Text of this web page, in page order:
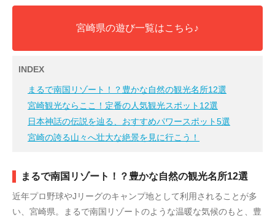
宮崎県の遊び一覧はこちら♪
INDEX
まるで南国リゾート！？豊かな自然の観光名所12選
宮崎観光ならここ！定番の人気観光スポット12選
日本神話の伝説を辿る、おすすめパワースポット5選
宮崎の誇る山々へ壮大な絶景を見に行こう！
まるで南国リゾート！？豊かな自然の観光名所12選
近年プロ野球やJリーグのキャンプ地として利用されることが多
い、宮崎県。まるで南国リゾートのような温暖な気候のもと、豊